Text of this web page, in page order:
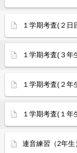
１学期考査(２日
１学期考査(３年
１学期考査(２年
１学期考査(１年
連音練習（2年生